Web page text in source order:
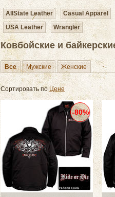
AllState Leather
Casual Apparel
USA Leather
Wrangler
Ковбойские и
Все Мужские Женские
Сортировать поЦене
-80%